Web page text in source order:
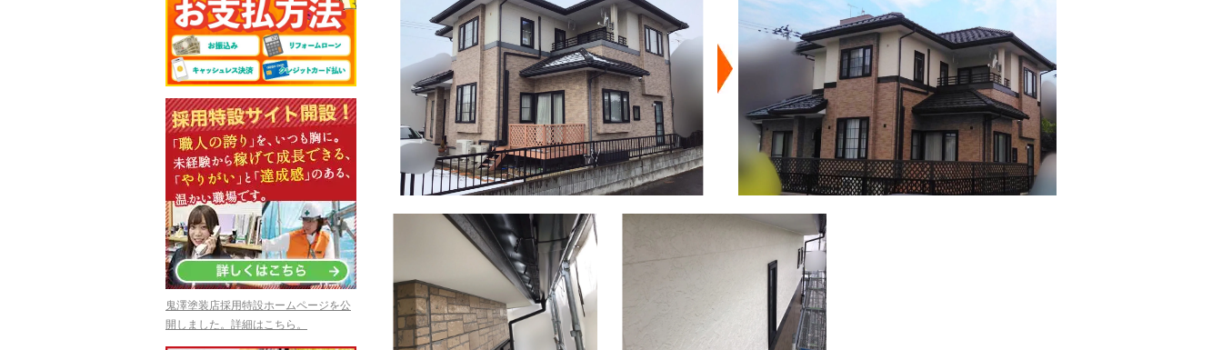
鬼澤塗装店採用特設ホームページを公
開しました。詳細はこちら。